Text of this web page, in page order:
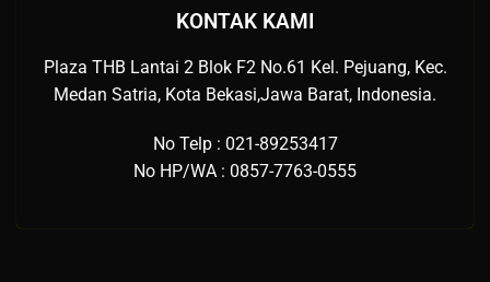
KONTAK KAMI
Plaza THB Lantai 2 Blok F2 No.61 Kel. Pejuang, Kec.
Medan Satria, Kota Bekasi,Jawa Barat, Indonesia.
No Telp : 021-89253417
No HP/WA : 0857-7763-0555